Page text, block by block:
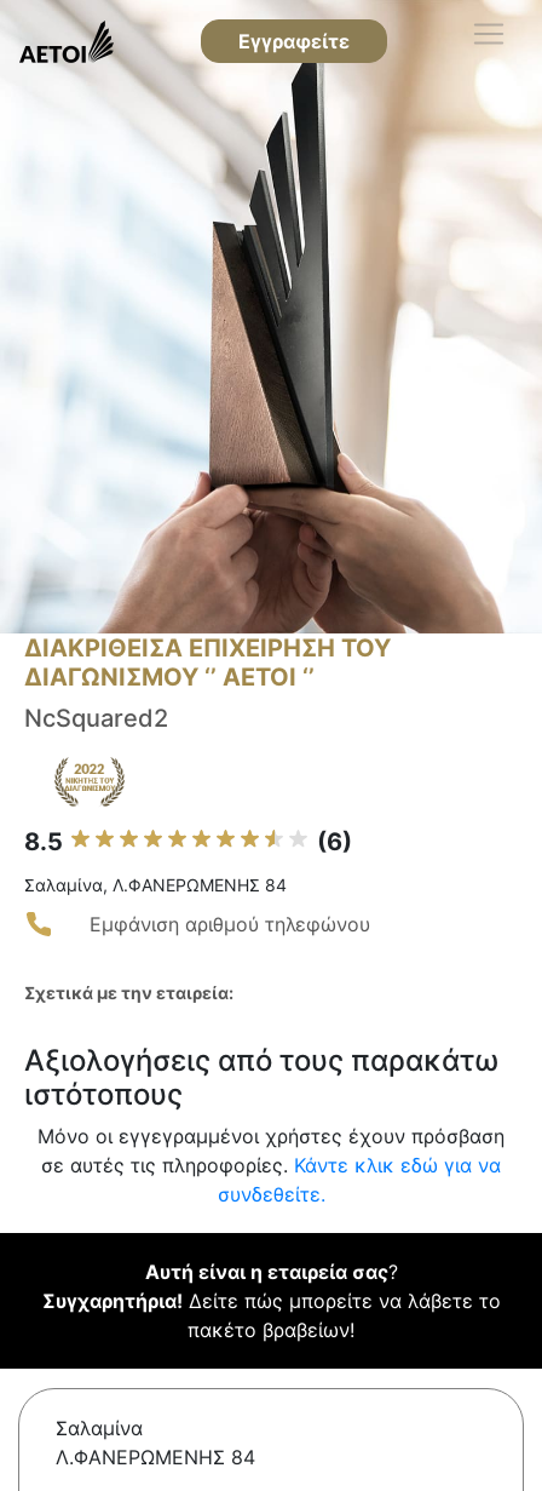
Εγγραφείτε
ΔΙΑΚΡΙΘΕΙΣΑ ΕΠΙΧΕΙΡΗΣΗ ΤΟΥ
ΔΙΑΓΩΝΙΣΜΟΥ ‘’ ΑΕΤΟΙ ‘’
NcSquared2
8.5 (6)
Σαλαμίνα, Λ.ΦΑΝΕΡΩΜΕΝΗΣ 84
Εμφάνιση αριθμού τηλεφώνου
Σχετικά με την εταιρεία:
Αξιολογήσεις από τους παρακάτω
ιστότοπους
Μόνο οι εγγεγραμμένοι χρήστες έχουν πρόσβαση
σε αυτές τις πληροφορίες. Κάντε κλικ εδώ για να
συνδεθείτε.
Αυτή είναι η εταιρεία σας?
Συγχαρητήρια! Δείτε πώς μπορείτε να λάβετε το
πακέτο βραβείων!
Σαλαμίνα
Λ.ΦΑΝΕΡΩΜΕΝΗΣ 84